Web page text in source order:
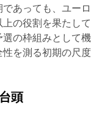
あっても、ユーロ
の役割を果たして
の枠組みとして機
を測る初期の尺度
頭